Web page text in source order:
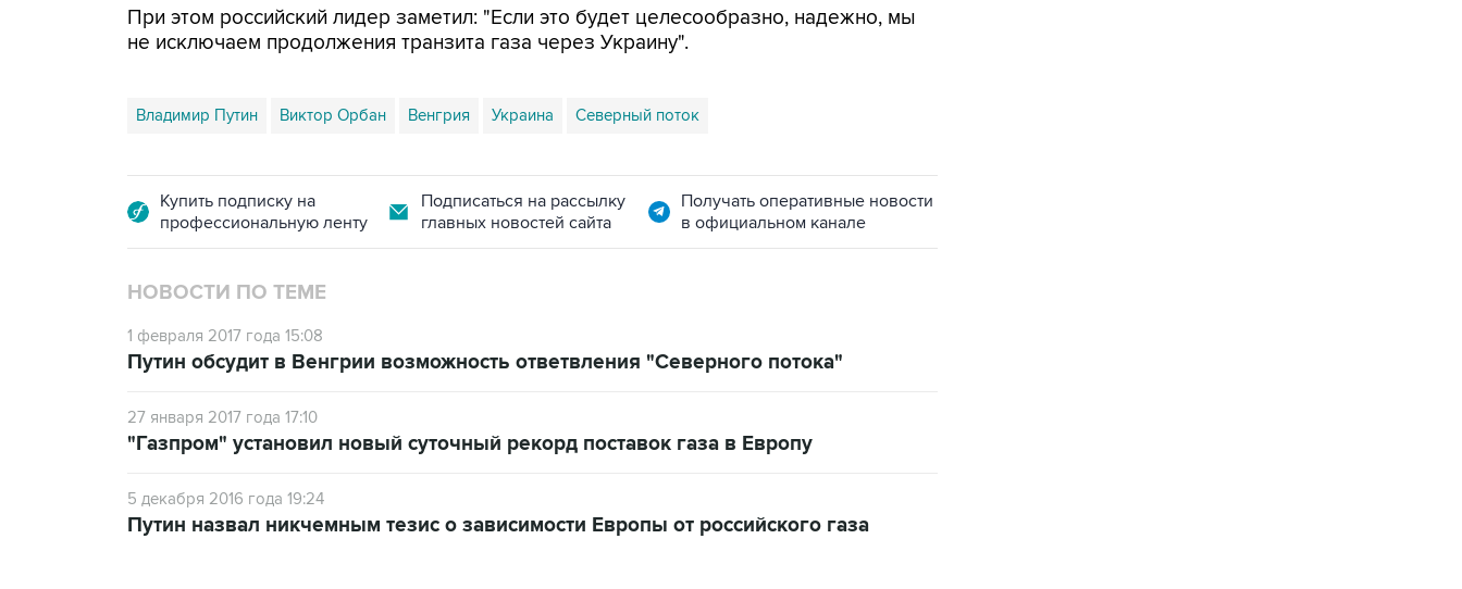
При этом российский лидер заметил: "Если это будет целесообразно, надежно, мы
не исключаем продолжения транзита газа через Украину".
Владимир Путин Виктор Орбан Венгрия Украина Северный поток
Купить подписку на
профессиональную ленту
Подписаться на рассылку
главных новостей сайта
Получать оперативные новости
в официальном канале
НОВОСТИ ПО ТЕМЕ
1 февраля 2017 года 15:08
Путин обсудит в Венгрии возможность ответвления "Северного потока"
27 января 2017 года 17:10
"Газпром" установил новый суточный рекорд поставок газа в Европу
5 декабря 2016 года 19:24
Путин назвал никчемным тезис о зависимости Европы от российского газа